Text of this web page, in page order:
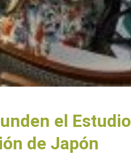
el Estudio
de Japón